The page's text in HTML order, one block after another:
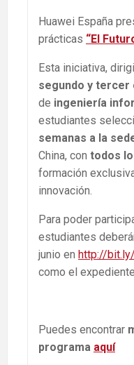
Huawei España
prácticas “El
Esta iniciativa,
segundo y tercer
de ingeniería
estudiantes
semanas a la
China, con todos
formación
innovación.
Para poder
estudiantes
junio en http://
como el
Puedes encontrar
programa aquí